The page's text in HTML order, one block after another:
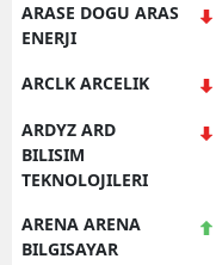
ARASE DOGU ARAS
ENERJI
ARCLK ARCELIK
ARDYZ ARD
BILISIM
TEKNOLOJILERI
ARENA ARENA
BILGISAYAR